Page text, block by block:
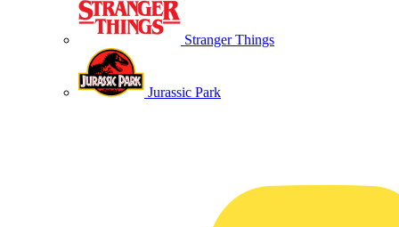
Stranger Things
Jurassic Park